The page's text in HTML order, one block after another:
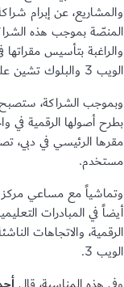
والمشاريع، عن إبرام
والراغبة بتأسيس
الويب 3 والبلوك تشين على مستوى المنطقة.
وبموجب الشراكة،
بطرح أصولها الرقمية في
مستخدم.
وتماشياً مع مساعي مركز
أيضاً في المبادرات
الرقمية، والاتجاهات
الويب 3.
وفي هذه المناسبة، قال